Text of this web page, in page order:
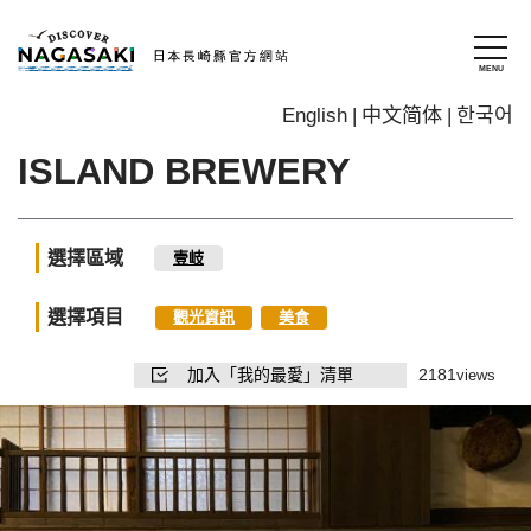
English 中文简体 한국어
ISLAND BREWERY
選擇區域 壹岐
選擇項目 觀光資訊 美食
加入「我的最愛」清單 2181views